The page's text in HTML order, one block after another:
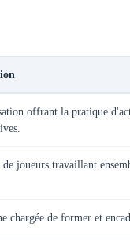
offrant la pratique
de joueurs travaillant
chargée de former et